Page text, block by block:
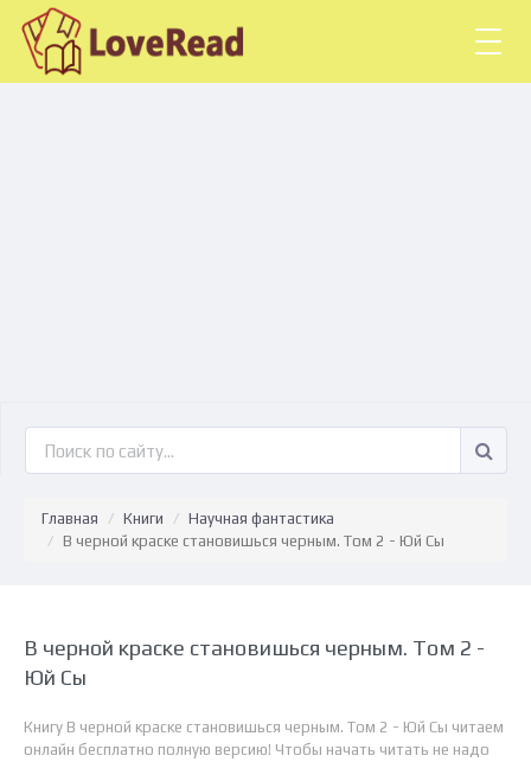
Главная Книги
Научная фантастика
В черной краске становишься черным. Том 2 - Юй Сы
В черной краске становишься черным. Том 2 -
Юй Сы
Книгу В черной краске становишься черным. Том 2 - Юй Сы читаем
онлайн бесплатно полную версию! Чтобы начать читать не надо